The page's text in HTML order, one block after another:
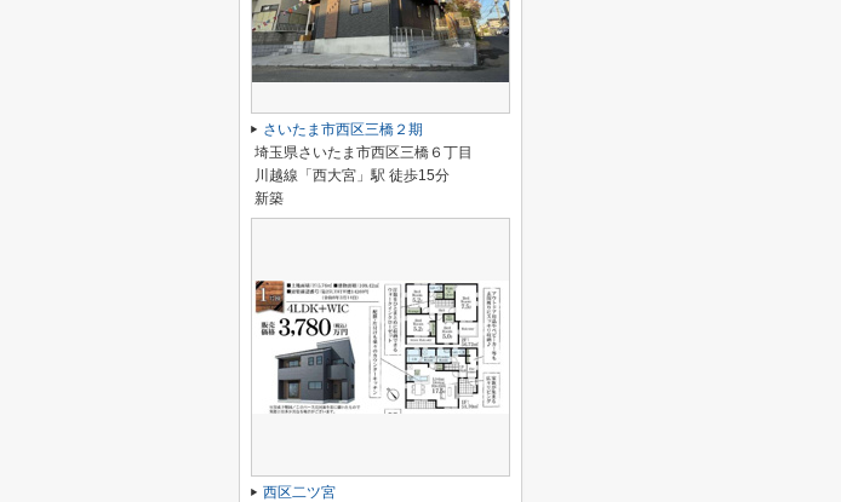
さいたま市西区三橋２期
埼玉県さいたま市西区三橋６丁目
川越線「西大宮」駅 徒歩15分
新築
西区二ツ宮